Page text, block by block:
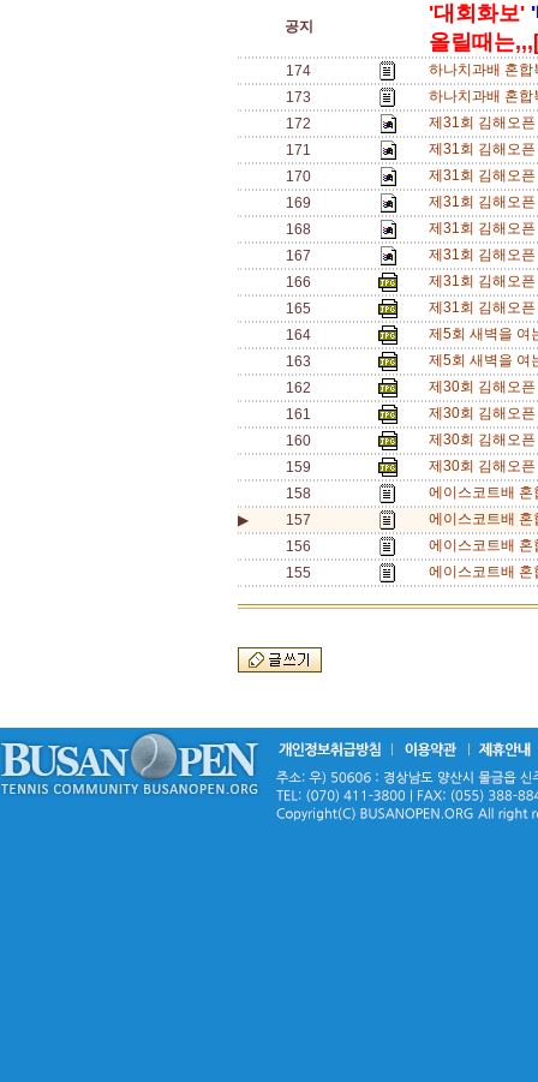
공지
'대회화보'
올릴때는
174
하나치과배 혼
173
하나치과배 혼
172
제31회 김해오
171
제31회 김해오
170
제31회 김해오
169
제31회 김해오
168
제31회 김해오
167
제31회 김해오
166
제31회 김해오
165
제31회 김해오
164
제5회 새벽을 여
163
제5회 새벽을 여
162
제30회 김해오
161
제30회 김해오
160
제30회 김해오
159
제30회 김해오
158
에이스코트배
▶
157
에이스코트배 혼
156
에이스코트배
155
에이스코트배